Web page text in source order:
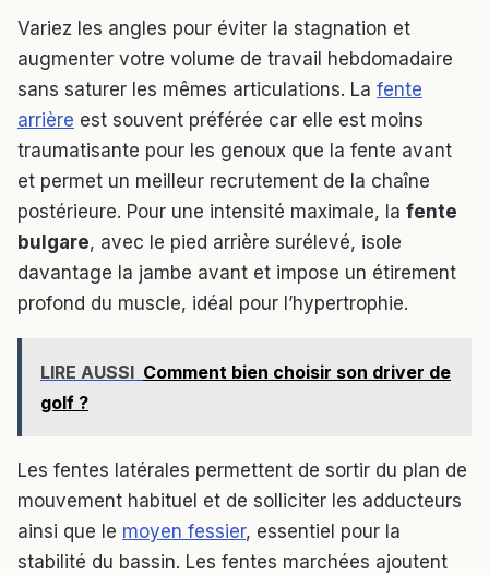
Variez les angles pour éviter la stagnation et
augmenter votre volume de travail hebdomadaire
sans saturer les mêmes articulations. La fente
arrière est souvent préférée car elle est moins
traumatisante pour les genoux que la fente avant
et permet un meilleur recrutement de la chaîne
postérieure. Pour une intensité maximale, la fente
bulgare, avec le pied arrière surélevé, isole
davantage la jambe avant et impose un étirement
profond du muscle, idéal pour l’hypertrophie.
LIRE AUSSI Comment bien choisir son driver de
golf ?
Les fentes latérales permettent de sortir du plan de
mouvement habituel et de solliciter les adducteurs
ainsi que le moyen fessier, essentiel pour la
stabilité du bassin. Les fentes marchées ajoutent